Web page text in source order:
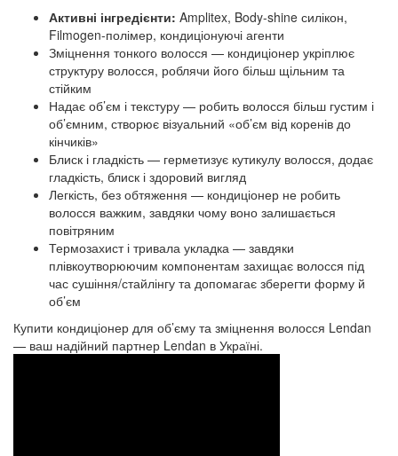
Активні інгредієнти: Amplitex, Body-shine силікон,
Filmogen-полімер, кондиціонуючі агенти
Зміцнення тонкого волосся — кондиціонер укріплює
структуру волосся, роблячи його більш щільним та
стійким
Надає об’єм і текстуру — робить волосся більш густим і
об’ємним, створює візуальний «об’єм від коренів до
кінчиків»
Блиск і гладкість — герметизує кутикулу волосся, додає
гладкість, блиск і здоровий вигляд
Легкість, без обтяження — кондиціонер не робить
волосся важким, завдяки чому воно залишається
повітряним
Термозахист і тривала укладка — завдяки
плівкоутворюючим компонентам захищає волосся під
час сушіння/стайлінгу та допомагає зберегти форму й
об’єм
Купити кондиціонер для об’єму та зміцнення волосся Lendan
— ваш надійний партнер Lendan в Україні.